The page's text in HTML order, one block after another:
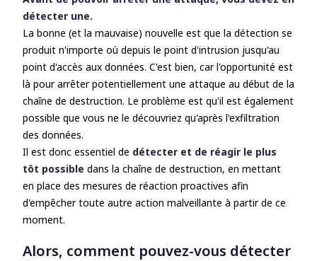
détecter une.
La bonne (et la mauvaise) nouvelle est que la détection se
produit n'importe où depuis le point d'intrusion jusqu'au
point d'accès aux données. C'est bien, car l'opportunité est
là pour arrêter potentiellement une attaque au début de la
chaîne de destruction. Le problème est qu'il est également
possible que vous ne le découvriez qu'après l'exfiltration
des données.
Il est donc essentiel de détecter et de réagir le plus
tôt possible dans la chaîne de destruction, en mettant
en place des mesures de réaction proactives afin
d'empêcher toute autre action malveillante à partir de ce
moment.
Alors, comment pouvez-vous détecter